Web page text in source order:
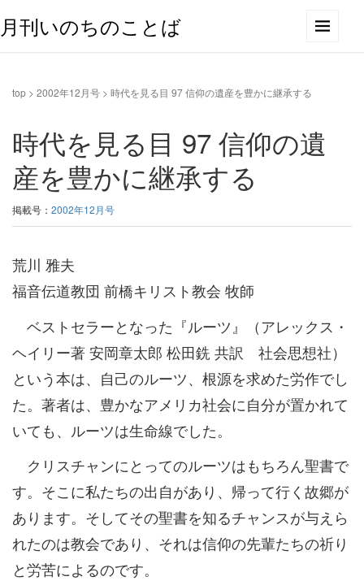
月刊いのちのことば
top > 2002年12月号 > 時代を見る目 97 信仰の遺産を豊かに継承する
時代を見る目 97 信仰の遺
産を豊かに継承する
掲載号： 2002年12月号
荒川 雅夫
福音伝道教団 前橋キリスト教会 牧師
ベストセラーとなった『ルーツ』（アレックス・
ヘイリー著 安岡章太郎 松田銑 共訳 社会思想社）
という本は、自己のルーツ、根源を求めた労作でし
た。著者は、豊かなアメリカ社会に自分が置かれて
いても、ルーツは生命線でした。
クリスチャンにとってのルーツはもちろん聖書で
す。そこに私たちの出自があり、帰って行く故郷が
あります。そしてその聖書を知るチャンスが与えら
れたのは教会であり、それは信仰の先輩たちの祈り
と労苦によるのです。